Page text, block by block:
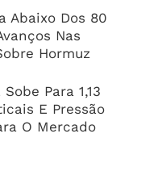
Abaixo Dos 80
Nas
Hormuz
Para 1,13
E Pressão
O Mercado